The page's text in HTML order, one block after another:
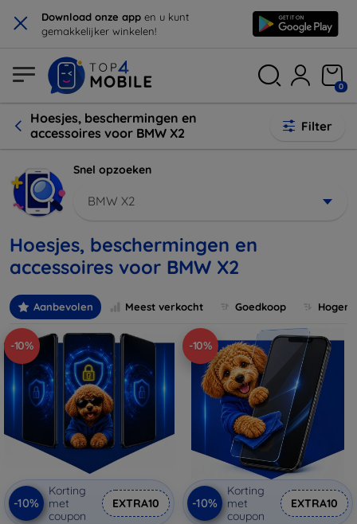
× Download onze app en u kunt
gemakkelijker winkelen!
0
Hoesjes, beschermingen en
accessoires voor BMW X2
Filter
Snel opzoeken
BMW X2
Hoesjes, beschermingen en
accessoires voor BMW X2
Aanbevolen Meest verkocht Goedkoop
-10%
-10%
Korting
met
coupon
EXTRA10
-10%
-10%
Korting
met
coupon
EXTRA10